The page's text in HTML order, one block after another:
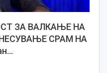
ЗА ВАЛКАЊЕ НА
СРАМ НА